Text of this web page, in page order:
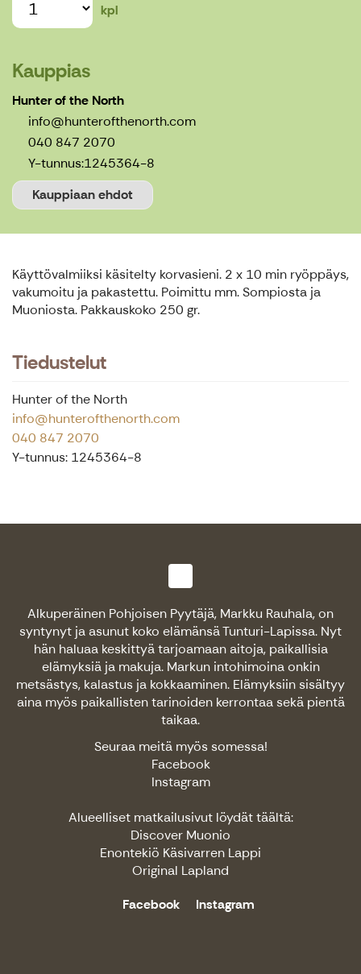
kpl
Kauppias
Hunter of the North
info@hunterofthenorth.com
040 847 2070
Y-tunnus:1245364-8
Kauppiaan ehdot
Käyttövalmiiksi käsitelty korvasieni. 2 x 10 min ryöppäys,
vakumoitu ja pakastettu. Poimittu mm. Sompiosta ja
Muoniosta. Pakkauskoko 250 gr.
Tiedustelut
Hunter of the North
info@hunterofthenorth.com
040 847 2070
Y-tunnus: 1245364-8
Alkuperäinen Pohjoisen Pyytäjä, Markku Rauhala, on
syntynyt ja asunut koko elämänsä Tunturi-Lapissa. Nyt
hän haluaa keskittyä tarjoamaan aitoja, paikallisia
elämyksiä ja makuja. Markun intohimoina onkin
metsästys, kalastus ja kokkaaminen. Elämyksiin sisältyy
aina myös paikallisten tarinoiden kerrontaa sekä pientä
taikaa.
Seuraa meitä myös somessa!
Facebook
Instagram
Alueelliset matkailusivut löydät täältä:
Discover Muonio
Enontekiö Käsivarren Lappi
Original Lapland
Facebook
Instagram